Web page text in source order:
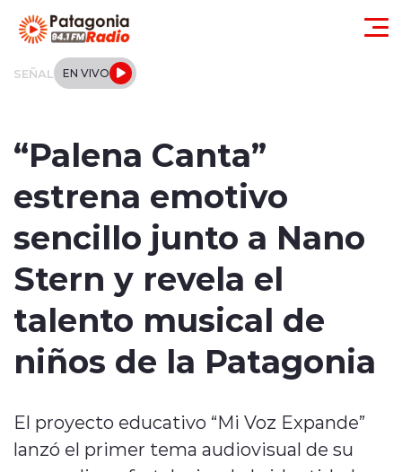
SEÑAL EN VIVO
Local
Tendencias
Internacional
Deportes
Quienes Somos
“Palena Canta”
estrena emotivo
sencillo junto a Nano
Stern y revela el
talento musical de
niños de la Patagonia
El proyecto educativo “Mi Voz Expande”
lanzó el primer tema audiovisual de su